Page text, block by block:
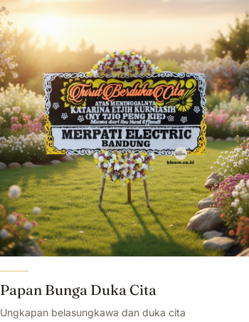
Papan Bunga Duka Cita
Ungkapan belasungkawa dan duka cita